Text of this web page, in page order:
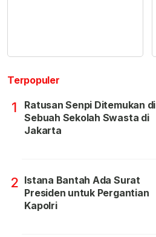
Terpopuler
1
Ratusan Senpi Ditemukan di
Sebuah Sekolah Swasta di
Jakarta
2 Istana Bantah Ada Surat
Presiden untuk Pergantian
Kapolri